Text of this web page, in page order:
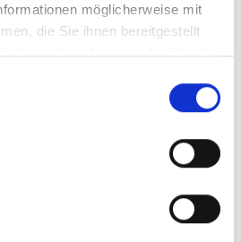
möglicherweise mit
die Sie ihnen bereitgestellt
Ihrer Nutzung der Dienste